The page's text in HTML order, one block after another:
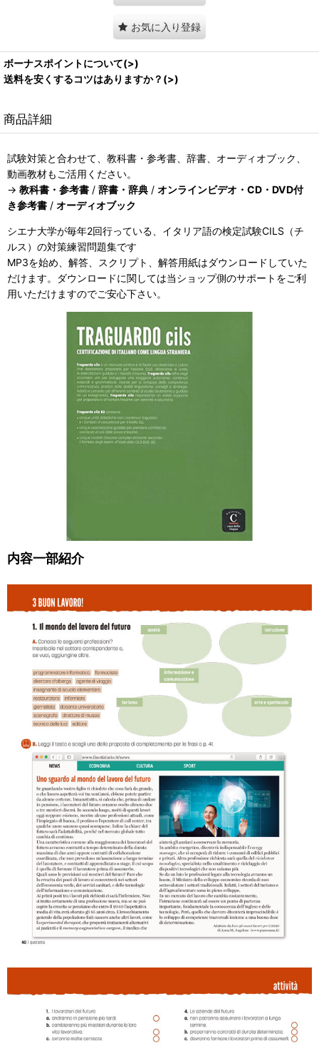
お気に入り登録
ボーナスポイントについて(>)
送料を安くするコツはありますか？(>)
商品詳細
試験対策と合わせて、教科書・参考書、辞書、オーディオブック、
動画教材もご活用ください。
→ 教科書・参考書 / 辞書・辞典 / オンラインビデオ・CD・DVD付
き参考書 / オーディオブック
シエナ大学が毎年2回行っている、イタリア語の検定試験CILS（チ
ルス）の対策練習問題集です
MP3を始め、解答、スクリプト、解答用紙はダウンロードしていた
だけます。ダウンロードに関しては当ショップ側のサポートをご利
用いただけますのでご安心下さい。
内容一部紹介